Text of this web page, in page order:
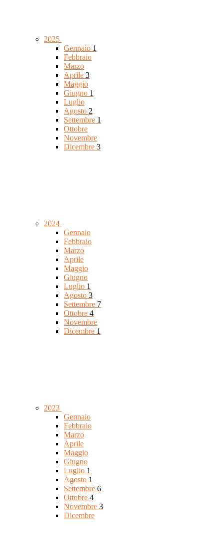
2025
Gennaio 1
Febbraio
Marzo
Aprile 3
Maggio
Giugno 1
Luglio
Agosto 2
Settembre 1
Ottobre
Novembre
Dicembre 3
2024
Gennaio
Febbraio
Marzo
Aprile
Maggio
Giugno
Luglio 1
Agosto 3
Settembre 7
Ottobre 4
Novembre
Dicembre 1
2023
Gennaio
Febbraio
Marzo
Aprile
Maggio
Giugno
Luglio 1
Agosto 1
Settembre 6
Ottobre 4
Novembre 3
Dicembre